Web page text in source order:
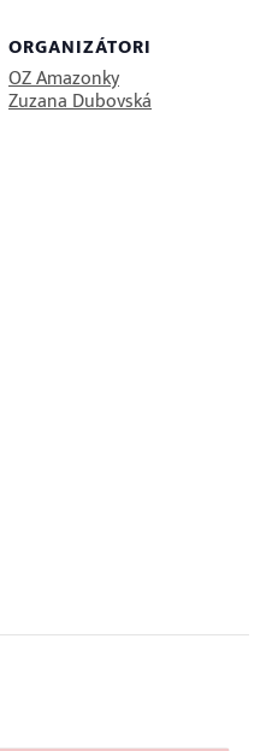
ORGANIZÁTORI
OZ Amazonky
Zuzana Dubovská